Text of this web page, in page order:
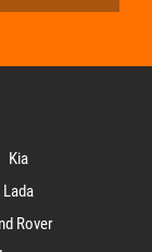
Kia
Lada
Rover